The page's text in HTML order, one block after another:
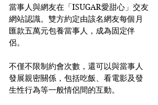
當事人與網友在「ISUGAR愛甜心」交友
網站認識。雙方約定由該名網友每個月
匯款五萬元包養當事人，成為固定伴
侶。
不僅不限制約會次數，還可以與當事人
發展親密關係，包括吃飯、看電影及發
生性行為等一般情侶間的互動。